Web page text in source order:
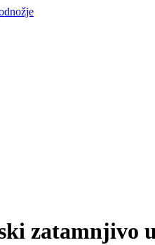
zatamnjivo